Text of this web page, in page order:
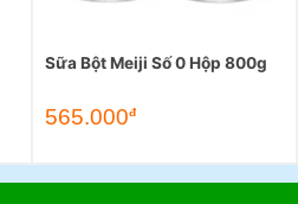
Sữa Bột Meiji Số 0 Hộp 800g
565.000đ